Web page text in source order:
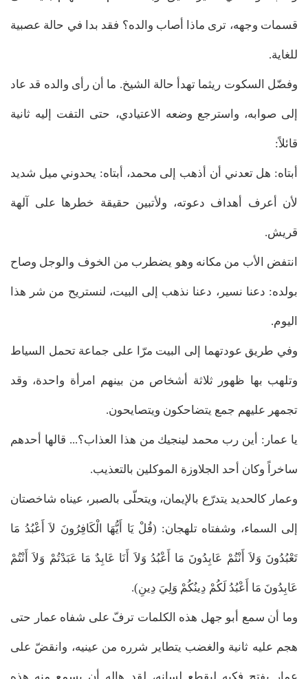
قسمات وجهه، ترى ماذا أصاب والده؟ فقد بدا في حالة عصبية
للغاية.
وفضّل السكوت ريثما تهدأ حالة الشيخ. ما أن رأى والده قد عاد
إلى صوابه، واسترجع وضعه الاعتيادي، حتى التفت إليه ثانية
قائلاً:
أبتاه: هل تعدني أن أذهب إلى محمد، أبتاه: يحدوني ميل شديد
لأن أعرف أهداف دعوته، ولأتبين حقيقة خطرها على آلهة
قريش.
انتفض الأب من مكانه وهو يضطرب من الخوف والوجل وصاح
بولده: دعنا نسير، دعنا نذهب إلى البيت، لنستريح من شر هذا
اليوم.
وفي طريق عودتهما إلى البيت مرّا على جماعة تحمل السياط
وتلهب بها ظهور ثلاثة أشخاص من بينهم امرأة واحدة، وقد
تجمهر عليهم جمع يتضاحكون ويتصايحون.
يا عمار: أين رب محمد لينجيك من هذا العذاب؟... قالها أحدهم
ساخراً وكان أحد الجلاوزة الموكلين بالتعذيب.
وعمار كالحديد يتدرّع بالإيمان، ويتحلّى بالصبر، عيناه شاخصتان
إلى السماء، وشفتاه تلهجان: (قُلْ يَا أَيُّهَا الْكَافِرُونَ لاَ أَعْبُدُ مَا
تَعْبُدُونَ وَلاَ أَنْتُمْ عَابِدُونَ مَا أَعْبُدُ وَلاَ أَنَا عَابِدٌ مَا عَبَدْتُمْ وَلاَ أَنْتُمْ
عَابِدُونَ مَا أَعْبُدُ لَكُمْ دِينُكُمْ وَلِيَ دِينِ).
وما أن سمع أبو جهل هذه الكلمات ترفّ على شفاه عمار حتى
هجم عليه ثانية والغضب يتطاير شرره من عينيه، وانقضّ على